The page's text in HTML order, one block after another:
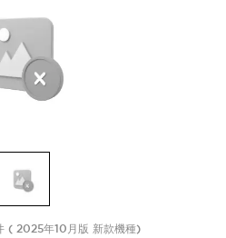
( 2025年10月版 新款機種)